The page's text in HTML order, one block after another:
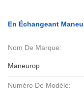
En Échangeant
Nom De Marque:
Maneurop
Numéro De Modèle: